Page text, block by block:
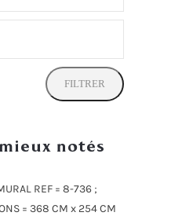
FILTRER
notés
REF = 8-736 ;
= 368 CM x 254 CM